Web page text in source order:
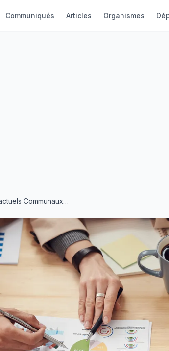
Communiqués Articles Organismes
Pré-enrôlement Des Contractuels Communaux Du MEPU-A, Des Homologues De L'enseignement Supérieur Et Des Stagiaires De La RTG au FUGAS